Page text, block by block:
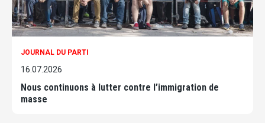
JOURNAL DU PARTI
16.07.2026
Nous continuons à lutter contre l’immigration de
masse